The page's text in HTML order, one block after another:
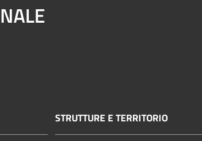
STRUTTURE E TERRITORIO